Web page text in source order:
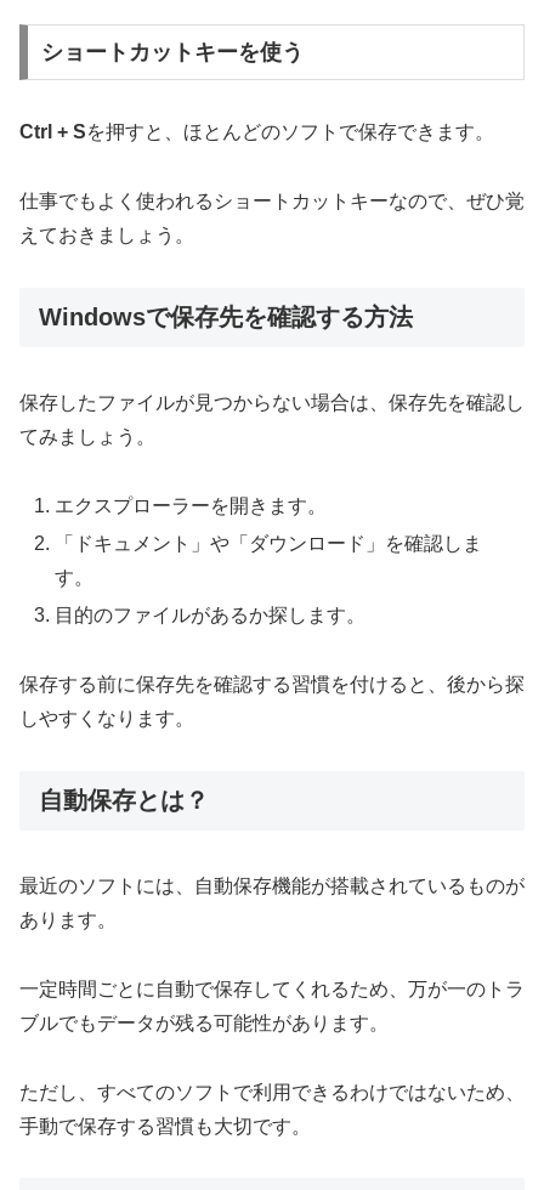
ショートカットキーを使う
Ctrl + Sを押すと、ほとんどのソフトで保存できます。
仕事でもよく使われるショートカットキーなので、ぜひ覚
えておきましょう。
Windowsで保存先を確認する方法
保存したファイルが見つからない場合は、保存先を確認し
てみましょう。
エクスプローラーを開きます。
「ドキュメント」や「ダウンロード」を確認しま
す。
目的のファイルがあるか探します。
保存する前に保存先を確認する習慣を付けると、後から探
しやすくなります。
自動保存とは？
最近のソフトには、自動保存機能が搭載されているものが
あります。
一定時間ごとに自動で保存してくれるため、万が一のトラ
ブルでもデータが残る可能性があります。
ただし、すべてのソフトで利用できるわけではないため、
手動で保存する習慣も大切です。